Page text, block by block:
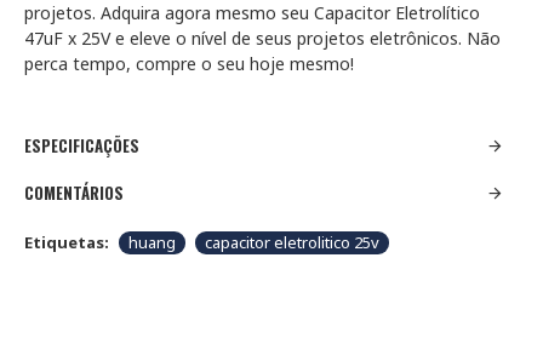
projetos. Adquira agora mesmo seu Capacitor Eletrolítico
47uF x 25V e eleve o nível de seus projetos eletrônicos. Não
perca tempo, compre o seu hoje mesmo!
ESPECIFICAÇÕES
COMENTÁRIOS
Etiquetas: huang capacitor eletrolitico 25v